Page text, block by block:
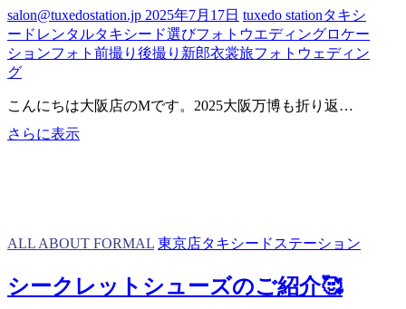
京
店
限
～
salon@tuxedostation.jp 2025年7月17日 tuxedo stationタキシ
ードレンタルタキシード選びフォトウエディングロケー
ションフォト 前撮り 後撮り 新郎衣裳旅フォトウェディン
グ
こんにちは大阪店のMです。2025大阪万博も折り返…
さらに表示旅
デ
ン
ALL ABOUT FORMAL 東京店タキシードステーション
シークレットシューズのご紹介🥰